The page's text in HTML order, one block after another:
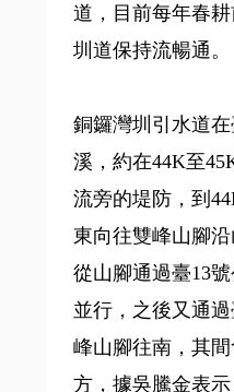
道，目前每年春
圳道保持流暢通。
銅鑼灣圳引水道
溪，約在44K至
流旁的堤防，到
東向往雙峰山腳
從山腳通過臺13
並行，之後又通
峰山腳往南，其
方，據吳騰金表